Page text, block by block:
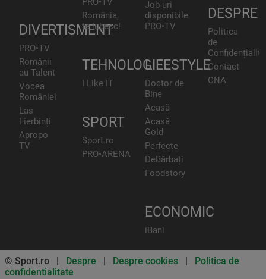
DIVERTISMENT
PRO•TV
Românii
au Talent
Vocea
României
Las
Fierbinți
Apropo
TV
România,
te iubesc!
TEHNOLOGIE
I Like IT
SPORT
Sport.ro
PRO•ARENA
Job-uri
disponibile
PRO•TV
LIFESTYLE
Doctor de
Bine
Acasă
Acasă
Gold
Perfecte
DeBărbați
Foodstory
ECONOMIC
iBani
DESPRE
Politica
de
Contact
CNA
© Sport.ro | Despre | Despre cookies | Politica de
confidentialitate